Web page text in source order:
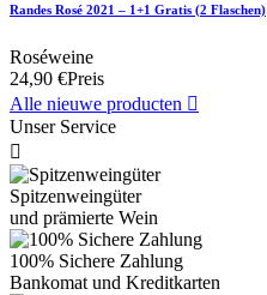
Randes Rosé 2021 – 1+1 Gratis (2 Flaschen)
Roséweine
24,90 €Preis
Alle nieuwe producten 
Unser Service

Spitzenweingüter
und prämierte Wein
100% Sichere Zahlung
Bankomat und Kreditkarten